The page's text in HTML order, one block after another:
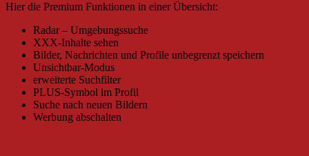
Hier die Premium Funktionen in einer Übersicht:
Radar – Umgebungssuche
XXX-Inhalte sehen
Bilder, Nachrichten und Profile unbegrenzt speichern
Unsichtbar-Modus
erweiterte Suchfilter
PLUS-Symbol im Profil
Suche nach neuen Bildern
Werbung abschalten